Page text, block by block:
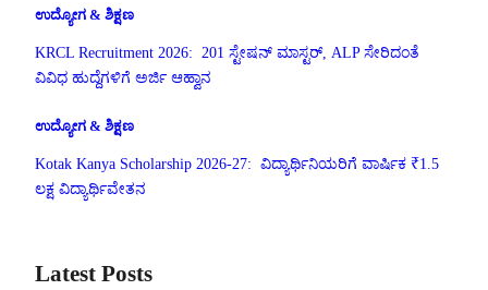
ಉದ್ಯೋಗ & ಶಿಕ್ಷಣ
KRCL Recruitment 2026: 201 ಸ್ಟೇಷನ್ ಮಾಸ್ಟರ್, ALP ಸೇರಿದಂತೆ
ವಿವಿಧ ಹುದ್ದೆಗಳಿಗೆ ಅರ್ಜಿ ಆಹ್ವಾನ
ಉದ್ಯೋಗ & ಶಿಕ್ಷಣ
Kotak Kanya Scholarship 2026-27: ವಿದ್ಯಾರ್ಥಿನಿಯರಿಗೆ ವಾರ್ಷಿಕ ₹1.5
ಲಕ್ಷ ವಿದ್ಯಾರ್ಥಿವೇತನ
Latest Posts